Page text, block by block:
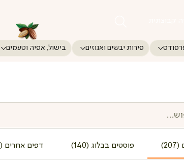
פירות יבשים ואגוזים בישול, אפיה וטעמים
פוסטים בבלוג (140) דפים אחרים (12)